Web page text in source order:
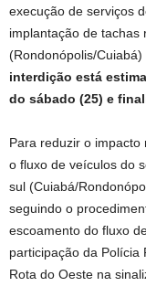
execução de serviços
implantação de tachas
(Rondonópolis/
interdição está
do sábado (25) e
Para reduzir o impacto
o fluxo de veículos do
sul (Cuiabá/
seguindo o
escoamento do fluxo
participação da Polícia
Rota do Oeste na